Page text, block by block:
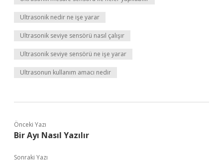
Ultrasonik nedir ne işe yarar
Ultrasonik seviye sensörü nasıl çalışır
Ultrasonik seviye sensörü ne işe yarar
Ultrasonun kullanım amacı nedir
Önceki Yazı
Bir Ayı Nasıl Yazılır
Sonraki Yazı